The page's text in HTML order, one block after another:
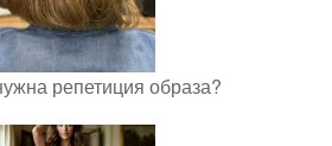
репетиция образа?